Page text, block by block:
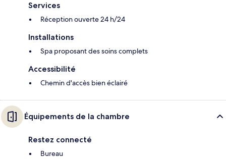
Services
Réception ouverte 24 h/24
Installations
Spa proposant des soins complets
Accessibilité
Chemin d'accès bien éclairé
Équipements de la chambre
Restez connecté
Bureau